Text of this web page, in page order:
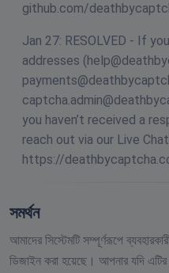
github.com/
Jan 27: RESOLVED - If
addresses (
you haven’t received a
reach out via our Live
https://
সমর্থন
আমাদের সিস্টেমটি সম্পূর্ণরূপে
ডিজাইন করা হয়েছে। আপনার যদি